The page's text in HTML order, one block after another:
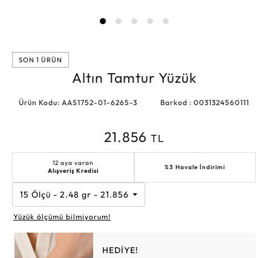
SON 1 ÜRÜN
Altın Tamtur Yüzük
Ürün Kodu: AAS1752-01-6265-3 Barkod : 0031324560111
21.856 TL
12 aya varan
Alışveriş Kredisi
%3 Havale İndirimi
15 Ölçü - 2.48 gr - 21.856 TL
Yüzük ölçümü bilmiyorum!
HEDİYE!